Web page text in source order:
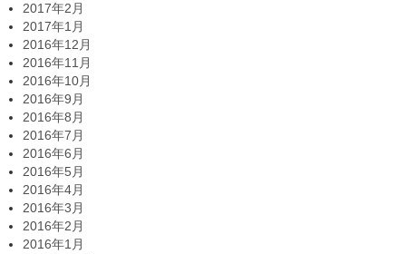
2017年2月
2017年1月
2016年12月
2016年11月
2016年10月
2016年9月
2016年8月
2016年7月
2016年6月
2016年5月
2016年4月
2016年3月
2016年2月
2016年1月